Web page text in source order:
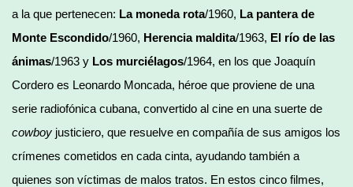
a la que pertenecen: La moneda rota/1960, La pantera de
Monte Escondido/1960, Herencia maldita/1963, El río de las
ánimas/1963 y Los murciélagos/1964, en los que Joaquín
Cordero es Leonardo Moncada, héroe que proviene de una
serie radiofónica cubana, convertido al cine en una suerte de
cowboy justiciero, que resuelve en compañía de sus amigos los
crímenes cometidos en cada cinta, ayudando también a
quienes son víctimas de malos tratos. En estos cinco filmes,